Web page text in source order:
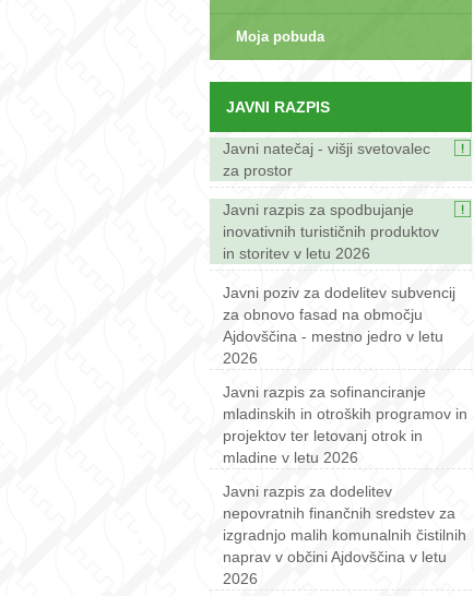
Moja pobuda
JAVNI RAZPIS
Javni natečaj - višji svetovalec
za prostor
Javni razpis za spodbujanje
inovativnih turističnih produktov
in storitev v letu 2026
Javni poziv za dodelitev subvencij
za obnovo fasad na območju
Ajdovščina - mestno jedro v letu
2026
Javni razpis za sofinanciranje
mladinskih in otroških programov in
projektov ter letovanj otrok in
mladine v letu 2026
Javni razpis za dodelitev
nepovratnih finančnih sredstev za
izgradnjo malih komunalnih čistilnih
naprav v občini Ajdovščina v letu
2026